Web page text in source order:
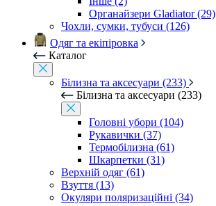
Органайзери Gladiator (29)
Чохли, сумки, тубуси (126)
Одяг та екіпіровка
Каталог
Білизна та аксесуари (233)
Білизна та аксесуари (233)
Головні убори (104)
Рукавички (37)
Термобілизна (61)
Шкарпетки (31)
Верхній одяг (61)
Взуття (13)
Окуляри поляризаційні (34)